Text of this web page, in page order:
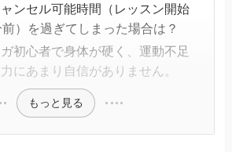
ンセル可能時間（レッスン開始
）を過ぎてしまった場合は？
初心者で身体が硬く、運動不足
にあまり自信がありません。
もっと見る